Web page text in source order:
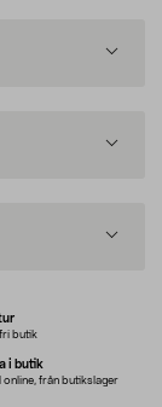
butik
i butik
online, från butikslager